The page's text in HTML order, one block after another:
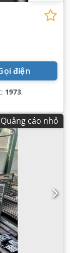
điện
1973,
Quảng cáo nhỏ